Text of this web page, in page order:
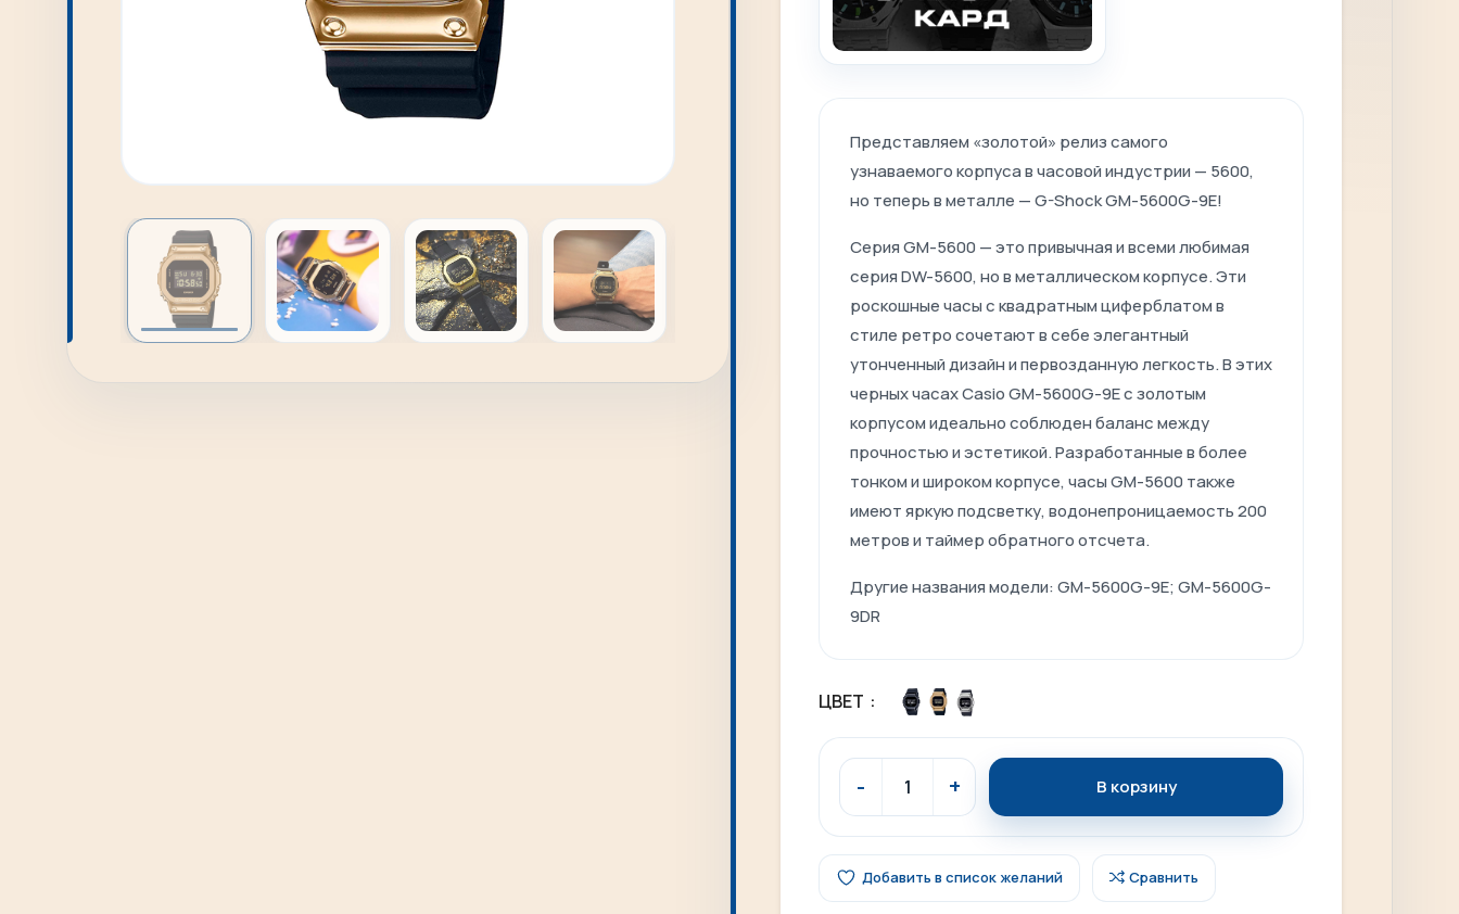
Представляем «золотой» релиз самого
узнаваемого корпуса в часовой индустрии — 5600,
но теперь в металле — G-Shock GM-5600G-9E!
Серия GM-5600 — это привычная и всеми любимая
серия DW-5600, но в металлическом корпусе. Эти
роскошные часы с квадратным циферблатом в
стиле ретро ​сочетают в себе элегантный
утонченный дизайн и первозданную легкость. В этих
черных часах Casio GM-5600G-9E с золотым
корпусом идеально соблюден баланс между
прочностью и эстетикой. Разработанные в более
тонком и широком корпусе, часы GM-5600 также
имеют яркую подсветку, водонепроницаемость 200
метров и таймер обратного отсчета.
Другие названия модели: GM-5600G-9E; GM-5600G-
9DR
ЦВЕТ
В корзину
Добавить в список желаний Сравнить